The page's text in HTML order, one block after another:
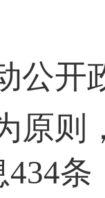
公开
原则